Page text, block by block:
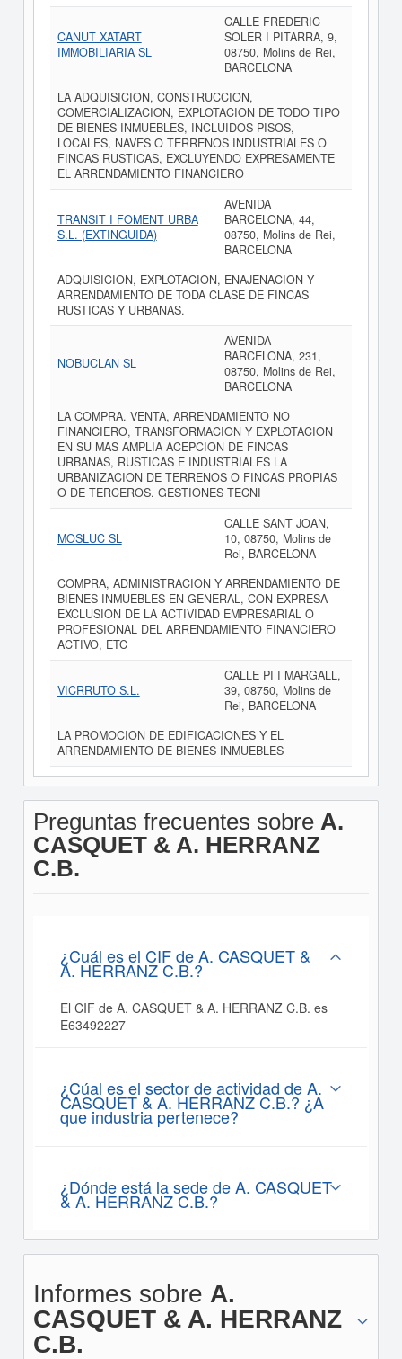
CANUT XATART
IMMOBILIARIA SL
CALLE FREDERIC
SOLER I PITARRA, 9,
08750, Molins de Rei,
BARCELONA
LA ADQUISICION, CONSTRUCCION,
COMERCIALIZACION, EXPLOTACION DE TODO TIPO
DE BIENES INMUEBLES, INCLUIDOS PISOS,
LOCALES, NAVES O TERRENOS INDUSTRIALES O
FINCAS RUSTICAS, EXCLUYENDO EXPRESAMENTE
EL ARRENDAMIENTO FINANCIERO
TRANSIT I FOMENT URBA
S.L. (EXTINGUIDA)
AVENIDA
BARCELONA, 44,
08750, Molins de Rei,
BARCELONA
ADQUISICION, EXPLOTACION, ENAJENACION Y
ARRENDAMIENTO DE TODA CLASE DE FINCAS
RUSTICAS Y URBANAS.
NOBUCLAN SL
AVENIDA
BARCELONA, 231,
08750, Molins de Rei,
BARCELONA
LA COMPRA. VENTA, ARRENDAMIENTO NO
FINANCIERO, TRANSFORMACION Y EXPLOTACION
EN SU MAS AMPLIA ACEPCION DE FINCAS
URBANAS, RUSTICAS E INDUSTRIALES LA
URBANIZACION DE TERRENOS O FINCAS PROPIAS
O DE TERCEROS. GESTIONES TECNI
MOSLUC SL
CALLE SANT JOAN,
10, 08750, Molins de
Rei, BARCELONA
COMPRA, ADMINISTRACION Y ARRENDAMIENTO DE
BIENES INMUEBLES EN GENERAL, CON EXPRESA
EXCLUSION DE LA ACTIVIDAD EMPRESARIAL O
PROFESIONAL DEL ARRENDAMIENTO FINANCIERO
ACTIVO, ETC
VICRRUTO S.L.
CALLE PI I MARGALL,
39, 08750, Molins de
Rei, BARCELONA
LA PROMOCION DE EDIFICACIONES Y EL
ARRENDAMIENTO DE BIENES INMUEBLES
Preguntas frecuentes sobre A.
CASQUET & A. HERRANZ
C.B.
¿Cuál es el CIF de A. CASQUET &
A. HERRANZ C.B.?
El CIF de A. CASQUET & A. HERRANZ C.B. es
E63492227
¿Cúal es el sector de actividad de A.
CASQUET & A. HERRANZ C.B.? ¿A
que industria pertenece?
¿Dónde está la sede de A. CASQUET
& A. HERRANZ C.B.?
Informes sobre A.
CASQUET & A. HERRANZ
C.B.